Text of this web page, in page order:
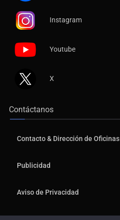
Instagram
Youtube
X
Contáctanos
Contacto & Dirección de Oficinas
Publicidad
Aviso de Privacidad